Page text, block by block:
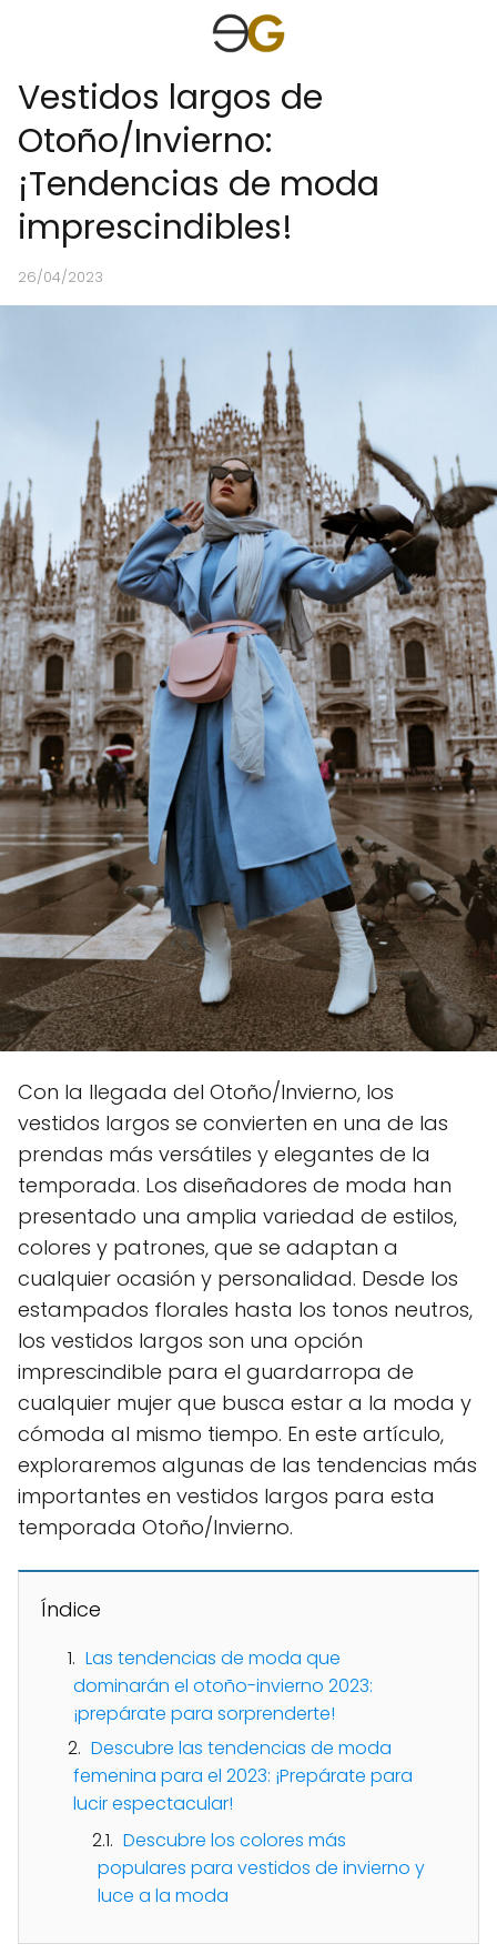
Vestidos largos de
Otoño/Invierno:
¡Tendencias de moda
imprescindibles!
26/04/2023
Con la llegada del Otoño/Invierno, los
vestidos largos se convierten en una de las
prendas más versátiles y elegantes de la
temporada. Los diseñadores de moda han
presentado una amplia variedad de estilos,
colores y patrones, que se adaptan a
cualquier ocasión y personalidad. Desde los
estampados florales hasta los tonos neutros,
los vestidos largos son una opción
imprescindible para el guardarropa de
cualquier mujer que busca estar a la moda y
cómoda al mismo tiempo. En este artículo,
exploraremos algunas de las tendencias más
importantes en vestidos largos para esta
temporada Otoño/Invierno.
Índice
Las tendencias de moda que
dominarán el otoño-invierno 2023:
¡prepárate para sorprenderte!
Descubre las tendencias de moda
femenina para el 2023: ¡Prepárate para
lucir espectacular!
Descubre los colores más
populares para vestidos de invierno y
luce a la moda